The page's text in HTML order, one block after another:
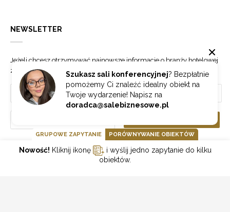
Szukasz sali konferencyjnej? Bezpłatnie
pomożemy Ci znaleźć idealny obiekt na
Twoje wydarzenie! Napisz na
doradca@salebiznesowe.pl
NEWSLETTER
Jeżeli chcesz otrzymywać najnowsze informacje o branży hotelowej
zapisz się do naszego newslettera.
GOONLINE.PL SPÓŁKA Z OGRANICZONĄ ODPOWIEDZIALNOŚCIĄ SP.K.
GRUPOWE ZAPYTANIE PORÓWNYWANIE OBIEKTÓW
Nowość! Kliknij ikonę
i wyślij jedno zapytanie do kilku
obiektów.